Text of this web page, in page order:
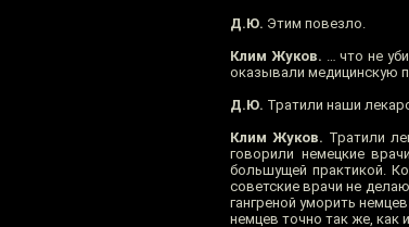
Д.Ю. Этим повезло.
Клим Жуков. … что не
оказывали медицинскую
Д.Ю. Тратили наши
Клим Жуков. Тратили
говорили немецкие
большущей практикой.
советские врачи не
гангреной уморить
немцев точно так же, как